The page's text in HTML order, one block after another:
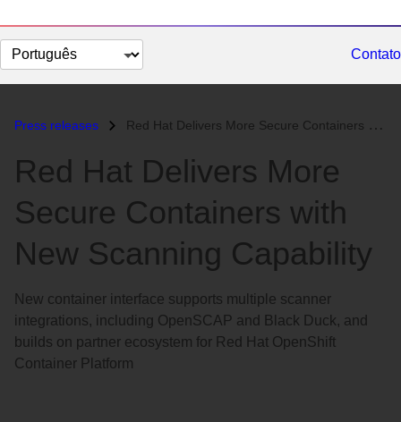
Selecionar
idioma
Contato
Press releases Red Hat Delivers More Secure Containers with New Scanning Capability...
Red Hat Delivers More
Secure Containers with
New Scanning Capability
New container interface supports multiple scanner
integrations, including OpenSCAP and Black Duck, and
builds on partner ecosystem for Red Hat OpenShift
Container Platform